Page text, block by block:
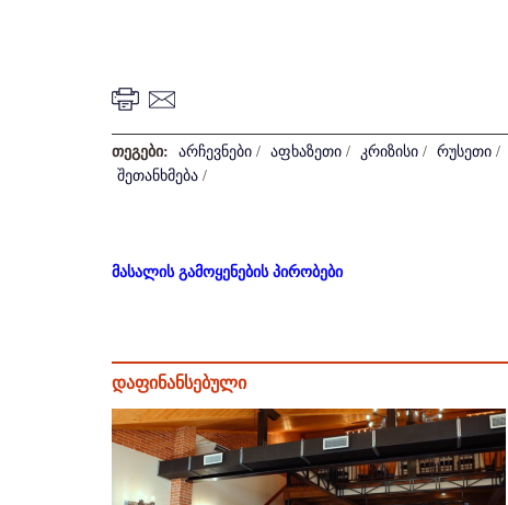
თეგები: არჩევნები / აფხაზეთი / კრიზისი / რუსეთი /
შეთანხმება /
მასალის გამოყენების პირობები
დაფინანსებული